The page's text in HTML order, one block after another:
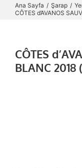
Ana Sayfa Şarap
CÔTES d’AVANOS
CÔTES
BLANC 2018